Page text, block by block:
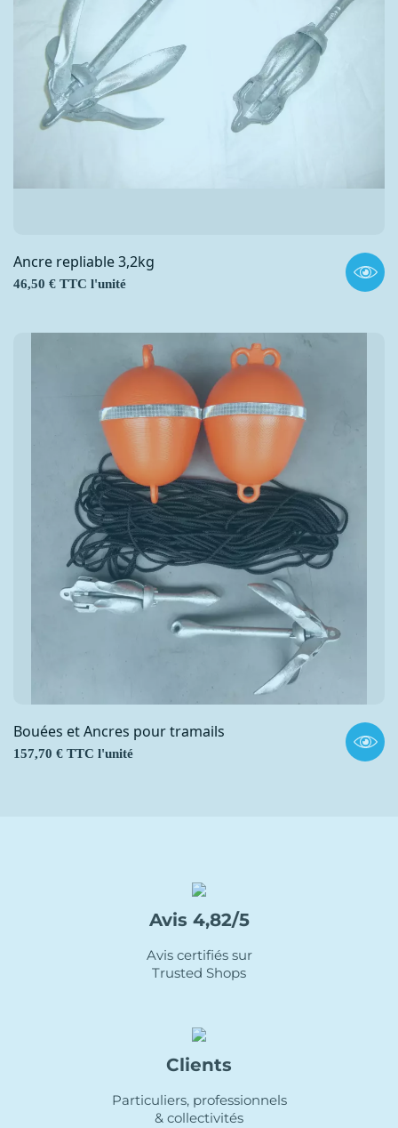
Ancre repliable 3,2kg
Prix
46,50 € TTC l'unité
Bouées et Ancres pour tramails
Prix
157,70 € TTC l'unité
Avis 4,82/5
Avis certifiés sur
Trusted Shops
Clients
Particuliers, professionnels
& collectivités